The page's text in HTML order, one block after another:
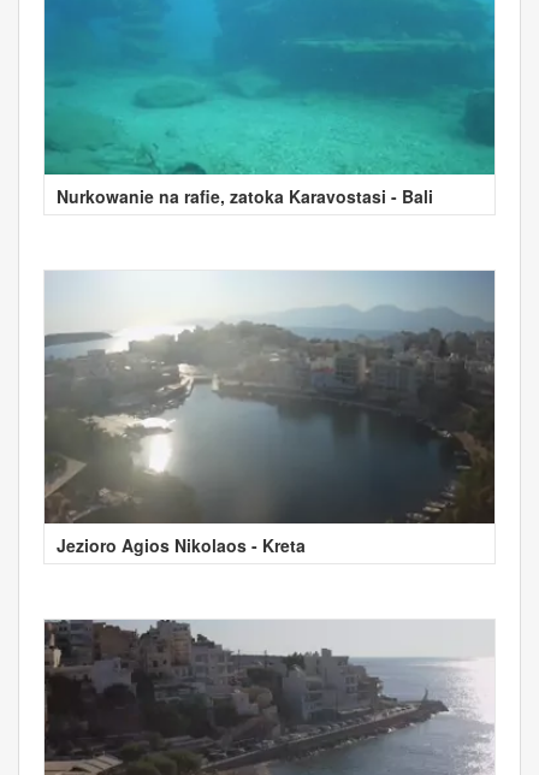
Nurkowanie na rafie, zatoka Karavostasi - Bali
Jezioro Agios Nikolaos - Kreta